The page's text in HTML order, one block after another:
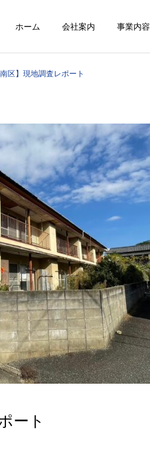
ホーム 会社案内 事業内容
南区】現地調査レポート
ート